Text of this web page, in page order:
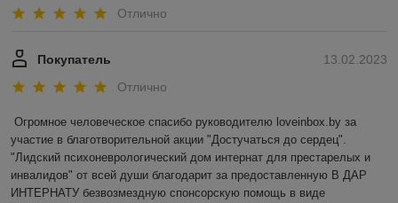
Отлично
13.02.2023
Покупатель
Отлично
Огромное человеческое спасибо руководителю loveinbox.by за
участие в благотворительной акции "Достучаться до сердец".
"Лидский психоневрологический дом интернат для престарелых и
инвалидов" от всей души благодарит за предоставленную В ДАР
ИНТЕРНАТУ безвозмездную спонсорскую помощь в виде